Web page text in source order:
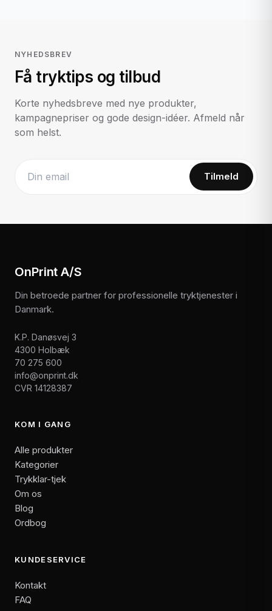
NYHEDSBREV
Få tryktips og tilbud
Korte nyhedsbreve med nye produkter,
kampagnepriser og gode design-idéer. Afmeld når
som helst.
Tilmeld
OnPrint A/S
Din betroede partner for professionelle tryktjenester i
Danmark.
K.P. Danøsvej 3
4300 Holbæk
70 275 600
info@onprint.dk
CVR 14128387
KOM I GANG
Alle produkter
Kategorier
Trykklar-tjek
Om os
Blog
Ordbog
KUNDESERVICE
Kontakt
FAQ